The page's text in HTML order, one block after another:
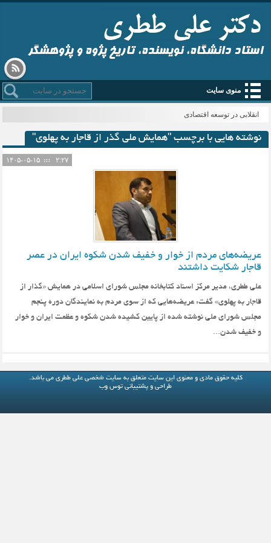
استاد دانشگاه، نویسنده، تاریخ پژوه و پژوهشگر
منوی سایت
انقلابی در توسعه اقتصادی
نوشته هایی با برچسب "همایش ملی گذر از قاجار به پهلوی"
۲:۲۷
عریضه‌های مردم از خوار و خفیف شدن شکوه ایران در عصر
قاجار شکایت داشتند
علی ططری، مدیر مرکز اسناد کتابخانه مجلس شورای اسلامی در همایش «گذار از
قاجار به پهلوی» گفت: عریضه‌هایی که از سوی مردم به نمایندگان دوره پنجم
مجلس شورای ملی نوشته شده از پایین کشیده شدن شکوه و عظمت ایران و خوار
و خفیف شدن...
کلیه حقوق مادی و معنوی این سایت متعلق بهسایت شخصی علی ططری می باشد.
طراحی و پشتیبانی توس وب